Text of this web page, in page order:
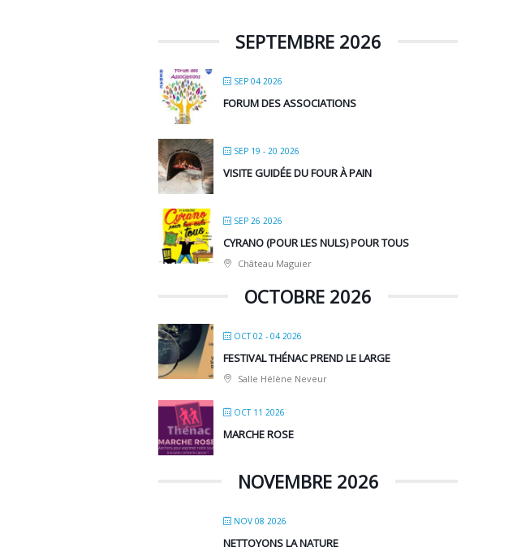
SEPTEMBRE 2026
SEP 04 2026
FORUM DES ASSOCIATIONS
SEP 19 - 20 2026
VISITE GUIDÉE DU FOUR À PAIN
SEP 26 2026
CYRANO (POUR LES NULS) POUR TOUS
Château Maguier
OCTOBRE 2026
OCT 02 - 04 2026
FESTIVAL THÉNAC PREND LE LARGE
Salle Hélène Neveur
OCT 11 2026
MARCHE ROSE
NOVEMBRE 2026
NOV 08 2026
NETTOYONS LA NATURE